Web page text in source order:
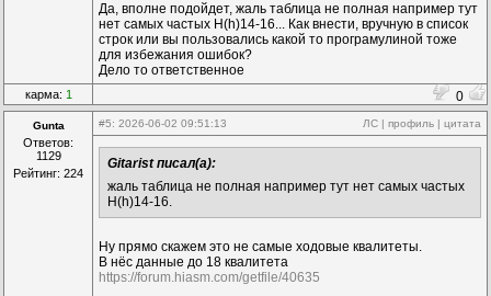
Да, вполне подойдет, жаль таблица не полная например тут
нет самых частых H(h)14-16... Как внести, вручную в список
строк или вы пользовались какой то програмулиной тоже
для избежания ошибок?
Дело то ответственное
карма: 1 0
Gunta
Ответов:
1129
Рейтинг: 224
#5: 2026-06-02 09:51:13 ЛС | профиль | цитата
Gitarist писал(а):
жаль таблица не полная например тут нет самых частых
H(h)14-16.
Ну прямо скажем это не самые ходовые квалитеты.
В нёс данные до 18 квалитета
https://forum.hiasm.com/getfile/40635